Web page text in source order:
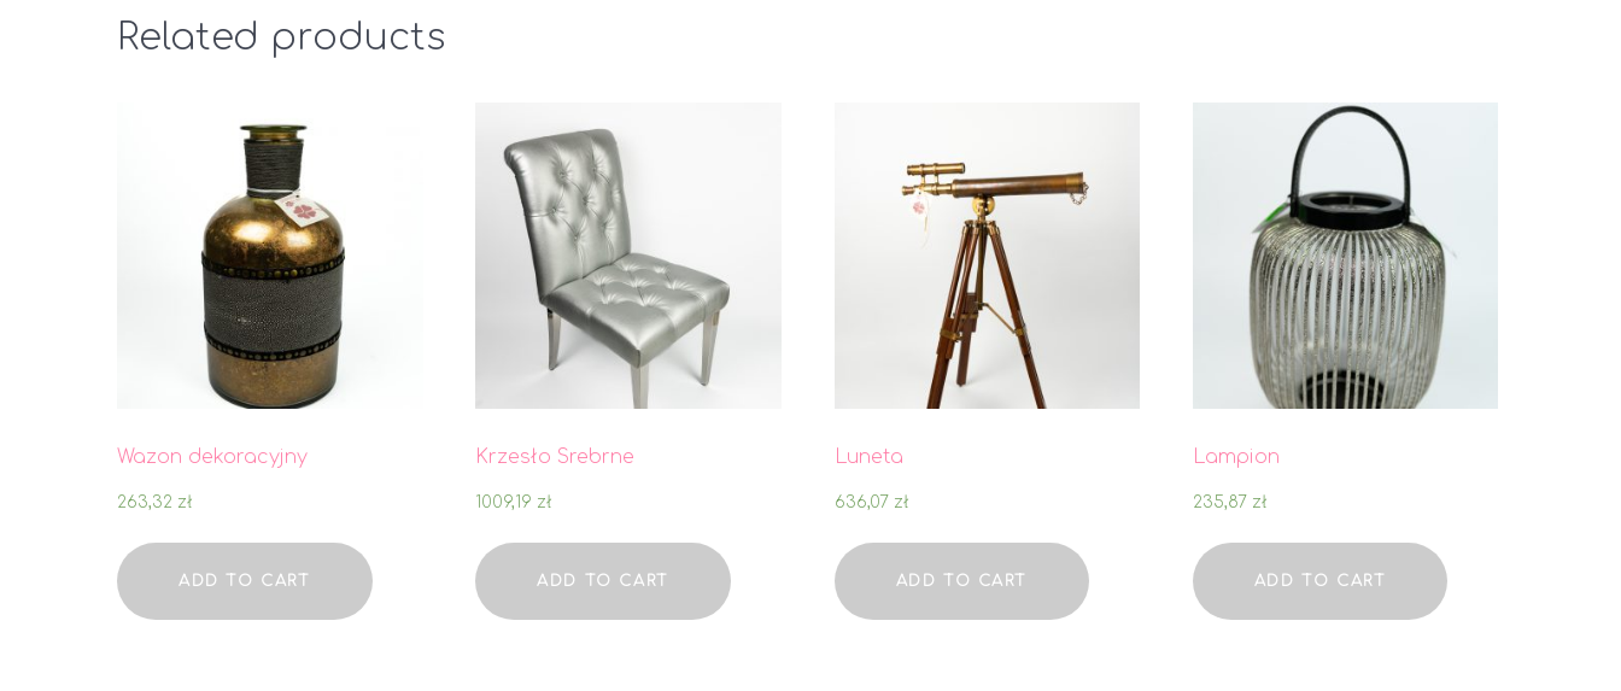
Related products
Wazon dekoracyjny
263,32 zł
ADD TO CART
Krzesło Srebrne
1009,19 zł
ADD TO CART
Luneta
636,07 zł
ADD TO CART
Lampion
235,87 zł
ADD TO CART